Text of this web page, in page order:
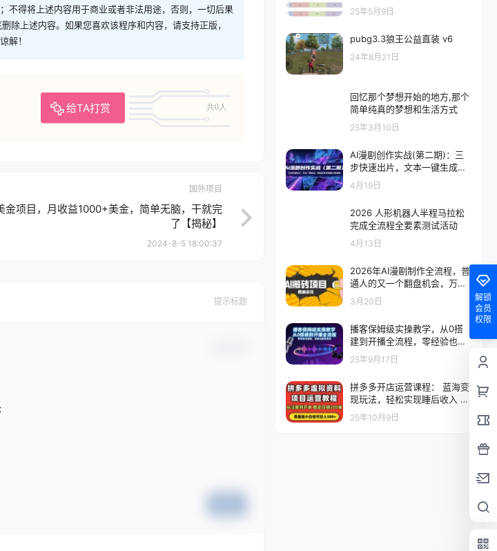
不得将上述内容用于商业或者非法用途，否则，一切后果
除上述内容。如果您喜欢该程序和内容，请支持正版，
解！
给TA打赏 共0人
国外项目
金项目，月收益1000+美金，简单无脑，干就完
了【揭秘】
2024-8-5 18:00:37
提示标题
25年5月9日
pubg3.3狼王公益直装 v6
24年8月21日
回忆那个梦想开始的地方,那个
简单纯真的梦想和生活方式
25年3月10日
AI漫剧创作实战(第二期)：三
步快速出片，文本一键生成，
轻松制作高流量AI客漫剧
4月19日
2026 人形机器人半程马拉松
完成全流程全要素测试活动
4月13日
2026年AI漫剧制作全流程，普
通人的又一个翻盘机会，万播
最高可获取200-300+收益
3月20日
播客保姆级实操教学，从0搭
建到开播全流程，零经验也能
做，低粉也能高变现
25年9月17日
拼多多开店运营课程： 蓝海变
现玩法，轻松实现睡后收入 零
基础小白也可…
25年10月9日
解锁
会员
权限